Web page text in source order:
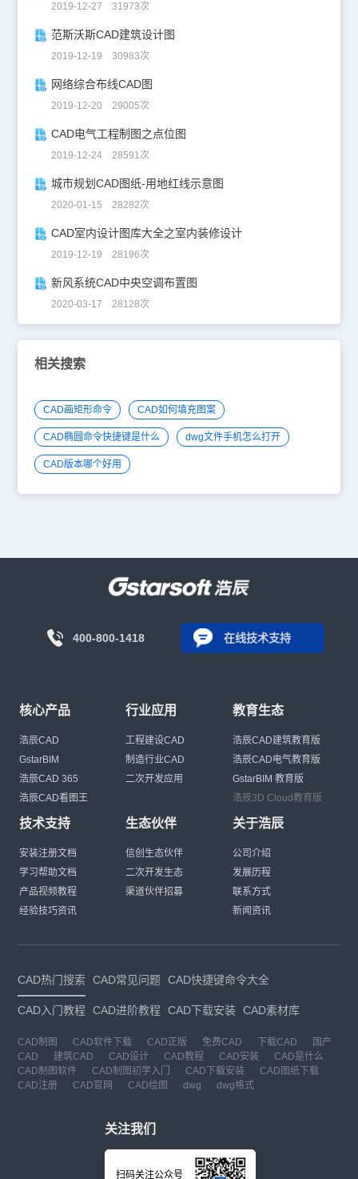
2019-12-27 31973次
范斯沃斯CAD建筑设计图
2019-12-19 30983次
网络综合布线CAD图
2019-12-20 29005次
CAD电气工程制图之点位图
2019-12-24 28591次
城市规划CAD图纸-用地红线示意图
2020-01-15 28282次
CAD室内设计图库大全之室内装修设计
2019-12-19 28196次
新风系统CAD中央空调布置图
2020-03-17 28128次
相关搜索
CAD画矩形命令 CAD如何填充图案
CAD椭圆命令快捷键是什么 dwg文件手机怎么打开
CAD版本哪个好用
400-800-1418 在线技术支持
核心产品
浩辰CAD
GstarBIM
浩辰CAD 365
浩辰CAD看图王
行业应用
工程建设CAD
制造行业CAD
二次开发应用
教育生态
浩辰CAD建筑教育版
浩辰CAD电气教育版
GstarBIM 教育版
浩辰3D Cloud教育版
技术支持
安装注册文档
学习帮助文档
产品视频教程
经验技巧资讯
生态伙伴
信创生态伙伴
二次开发生态
渠道伙伴招募
关于浩辰
公司介绍
发展历程
联系方式
新闻资讯
CAD热门搜索 CAD常见问题 CAD快捷键命令大全
CAD入门教程 CAD进阶教程 CAD下载安装 CAD素材库
CAD制图 CAD软件下载 CAD正版 免费CAD 下载CAD
国产
CAD
建筑CAD CAD设计 CAD教程 CAD安装
CAD是什么
CAD制图软件
CAD制图初学入门 CAD下载安装
CAD图纸下载
CAD注册
CAD官网 CAD绘图 dwg dwg格式
关注我们
扫码关注公众号